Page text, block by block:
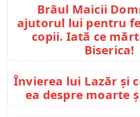
Brâul Maicii
ajutorul lui pentru
copii. Iată ce
Biserica!
Învierea lui Lazăr și
ea despre moarte